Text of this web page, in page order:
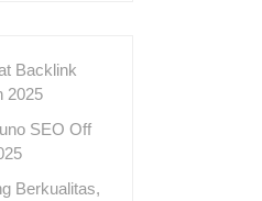
Backlink
2025
SEO Off
Berkualitas,